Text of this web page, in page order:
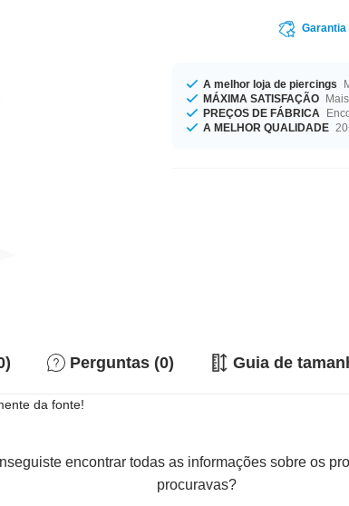
A melhor loja de piercings
MÁXIMA SATISFAÇÃO
PREÇOS DE FÁBRICA
A MELHOR QUALIDADE
Perguntas (0) Guia de
da fonte!
encontrar todas as informações sobre os
procuravas?